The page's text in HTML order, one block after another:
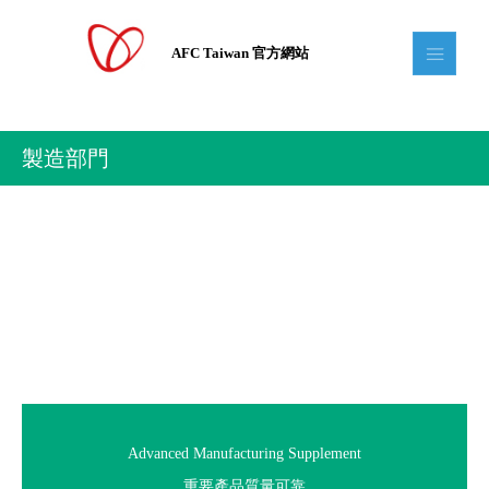
AFC Taiwan 官方網站
製造部門
Advanced Manufacturing Supplement
重要產品質量可靠